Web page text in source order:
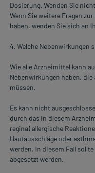
Dosierung. Wenden Sie
Wenn Sie weitere Fragen
haben, wenden Sie sich an
4. Welche Nebenwirkungen
Wie alle Arzneimittel kann
Nebenwirkungen haben,
müssen.
Es kann nicht
durch das in diesem
regina) allergische
Hautausschläge oder
werden. In diesem Fall
abgesetzt werden.